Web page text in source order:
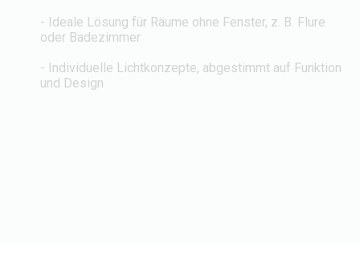
- Ideale Lösung für Räume ohne Fenster, z. B. Flure
oder Badezimmer
- Individuelle Lichtkonzepte, abgestimmt auf Funktion
und Design